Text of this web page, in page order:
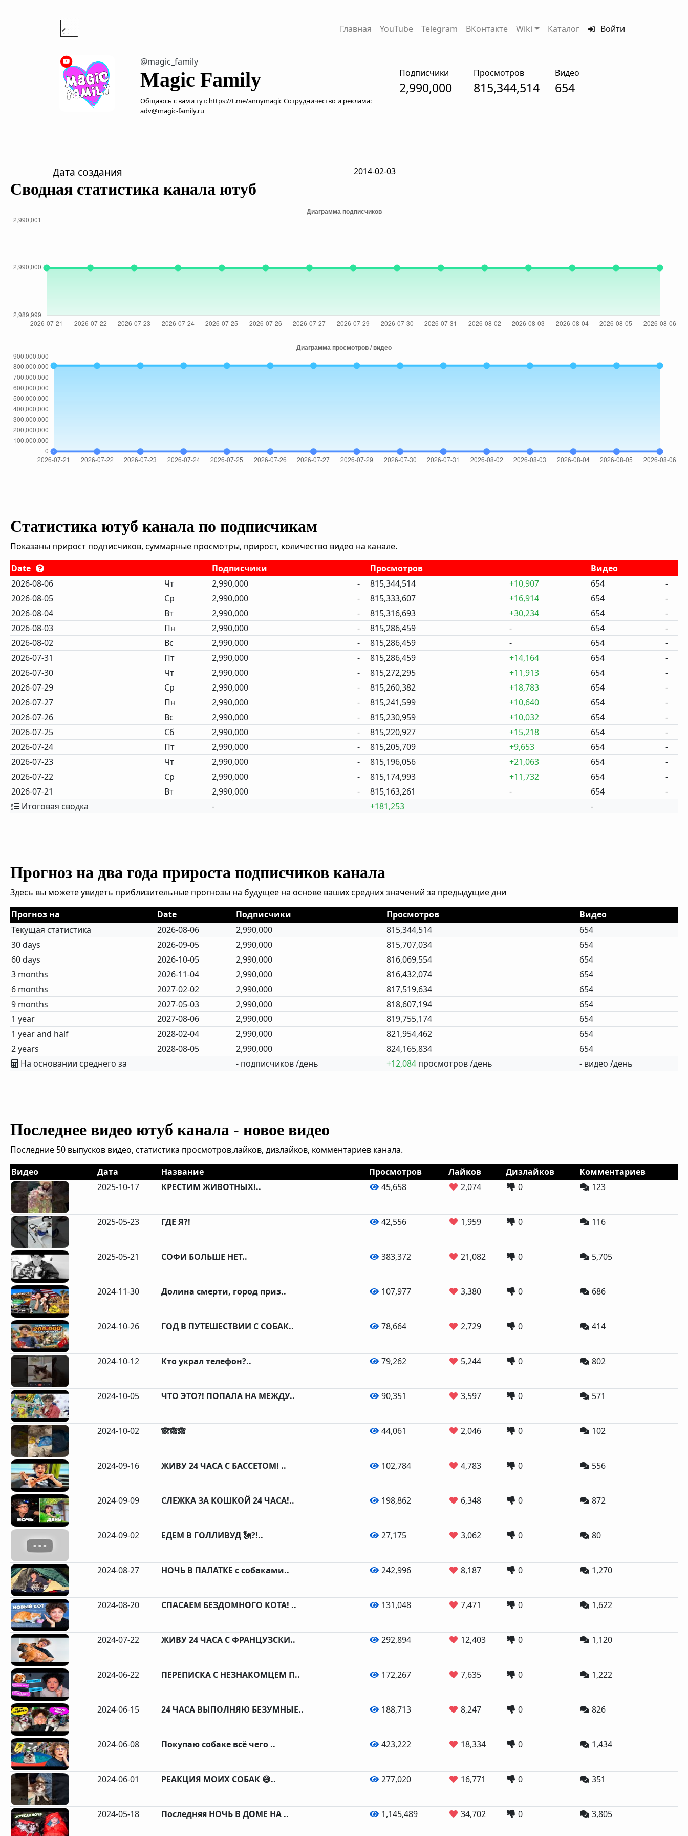
Главная YouTube Telegram ВКонтакте Wiki Каталог Войти
@magic_family
Magic Family
Общаюсь с вами тут: https://t.me/annymagic Сотрудничество и реклама:
adv@magic-family.ru
Подписчики
2,990,000
Просмотров
815,344,514
Видео
654
Дата создания 2014-02-03
Сводная статистика канала ютуб
Статистика ютуб канала по подписчикам
Показаны прирост подписчиков, суммарные просмотры, прирост, количество видео на канале.
Date
Подписчики Просмотров
Видео
2026-08-06
Чт 2,990,000 - 815,344,514 +10,907 654
-
2026-08-05
Ср 2,990,000 - 815,333,607 +16,914 654
-
2026-08-04
Вт 2,990,000 - 815,316,693 +30,234 654
-
2026-08-03
Пн 2,990,000 - 815,286,459 - 654
-
2026-08-02
Вс 2,990,000 - 815,286,459 - 654
-
2026-07-31
Пт 2,990,000 - 815,286,459 +14,164 654
-
2026-07-30
Чт 2,990,000 - 815,272,295 +11,913 654
-
2026-07-29
Ср 2,990,000 - 815,260,382 +18,783 654
-
2026-07-27
Пн 2,990,000 - 815,241,599 +10,640 654
-
2026-07-26
Вс 2,990,000 - 815,230,959 +10,032 654
-
2026-07-25
Сб 2,990,000 - 815,220,927 +15,218 654
-
2026-07-24
Пт 2,990,000 - 815,205,709 +9,653 654
-
2026-07-23
Чт 2,990,000 - 815,196,056 +21,063 654
-
2026-07-22
Ср 2,990,000 - 815,174,993 +11,732 654
-
2026-07-21
Вт 2,990,000 - 815,163,261 - 654
-
Итоговая сводка
- +181,253 -
Прогноз на два года прироста подписчиков канала
Здесь вы можете увидеть приблизительные прогнозы на будущее на основе ваших средних значений за предыдущие дни
Прогноз на
Date Подписчики Просмотров
Видео
Текущая статистика
2026-08-06 2,990,000 815,344,514
654
30 days
2026-09-05 2,990,000 815,707,034
654
60 days
2026-10-05 2,990,000 816,069,554
654
3 months
2026-11-04 2,990,000 816,432,074
654
6 months
2027-02-02 2,990,000 817,519,634
654
9 months
2027-05-03 2,990,000 818,607,194
654
1 year
2027-08-06 2,990,000 819,755,174
654
1 year and half
2028-02-04 2,990,000 821,954,462
654
2 years
2028-08-05 2,990,000 824,165,834
654
На основании среднего за
- подписчиков /день +12,084 просмотров /день - видео /день
Последнее видео ютуб канала - новое видео
Последние 50 выпусков видео, статистика просмотров,лайков, дизлайков, комментариев канала.
Видео
Дата Название Просмотров Лайков Дизлайков
Комментариев
2025-10-17
КРЕСТИМ ЖИВОТНЫХ!.. 45,658 2,074 0 123
2025-05-23 ГДЕ Я?! 42,556 1,959 0 116
2025-05-21 СОФИ БОЛЬШЕ НЕТ.. 383,372 21,082 0 5,705
2024-11-30 Долина смерти, город приз.. 107,977 3,380 0 686
2024-10-26 ГОД В ПУТЕШЕСТВИИ С СОБАК.. 78,664 2,729 0 414
2024-10-12 Кто украл телефон?.. 79,262 5,244 0 802
2024-10-05 ЧТО ЭТО?! ПОПАЛА НА МЕЖДУ.. 90,351 3,597 0 571
2024-10-02 🙈🙈🙈 44,061 2,046 0 102
2024-09-16 ЖИВУ 24 ЧАСА С БАССЕТОМ! .. 102,784 4,783 0 556
2024-09-09 СЛЕЖКА ЗА КОШКОЙ 24 ЧАСА!.. 198,862 6,348 0 872
2024-09-02 ЕДЕМ В ГОЛЛИВУД 🗽?!.. 27,175 3,062 0 80
2024-08-27 НОЧЬ В ПАЛАТКЕ с собаками.. 242,996 8,187 0 1,270
2024-08-20 СПАСАЕМ БЕЗДОМНОГО КОТА! .. 131,048 7,471 0 1,622
2024-07-22 ЖИВУ 24 ЧАСА С ФРАНЦУЗСКИ.. 292,894 12,403 0 1,120
2024-06-22 ПЕРЕПИСКА С НЕЗНАКОМЦЕМ П.. 172,267 7,635 0 1,222
2024-06-15 24 ЧАСА ВЫПОЛНЯЮ БЕЗУМНЫЕ.. 188,713 8,247 0 826
2024-06-08 Покупаю собаке всё чего .. 423,222 18,334 0 1,434
2024-06-01 РЕАКЦИЯ МОИХ СОБАК 😅.. 277,020 16,771 0 351
2024-05-18 Последняя НОЧЬ В ДОМЕ НА .. 1,145,489 34,702 0 3,805